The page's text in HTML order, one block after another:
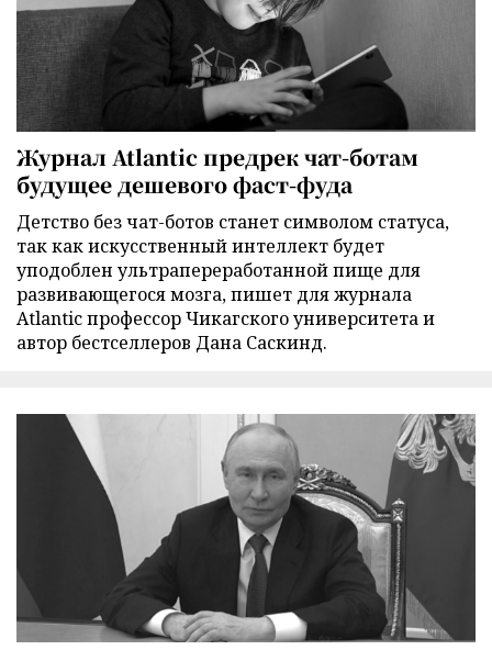
Журнал Atlantic предрек чат-ботам
будущее дешевого фаст-фуда
Детство без чат-ботов станет символом статуса,
так как искусственный интеллект будет
уподоблен ультрапереработанной пище для
развивающегося мозга, пишет для журнала
Atlantic профессор Чикагского университета и
автор бестселлеров Дана Саскинд.